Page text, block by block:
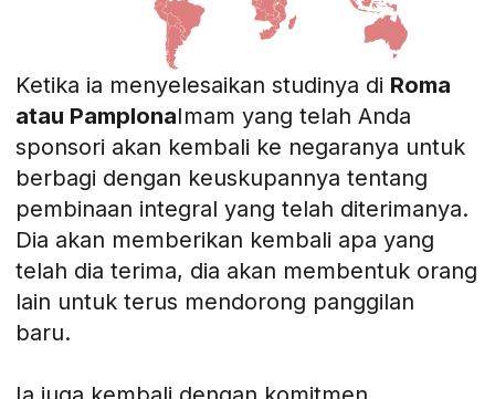
Ketika ia menyelesaikan studinya di Roma
atau PamplonaImam yang telah Anda
sponsori akan kembali ke negaranya untuk
berbagi dengan keuskupannya tentang
pembinaan integral yang telah diterimanya.
Dia akan memberikan kembali apa yang
telah dia terima, dia akan membentuk orang
lain untuk terus mendorong panggilan
baru.